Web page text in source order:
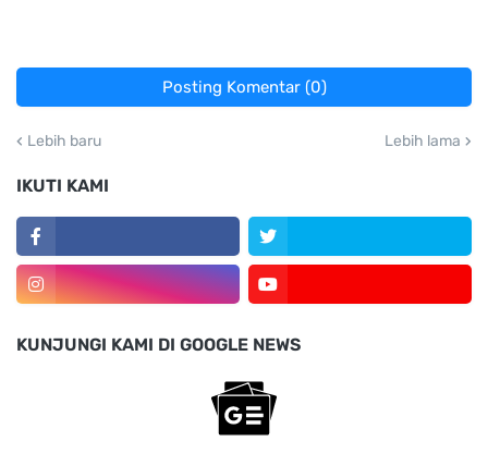
Posting Komentar (0)
Lebih baru Lebih lama
IKUTI KAMI
KUNJUNGI KAMI DI GOOGLE NEWS